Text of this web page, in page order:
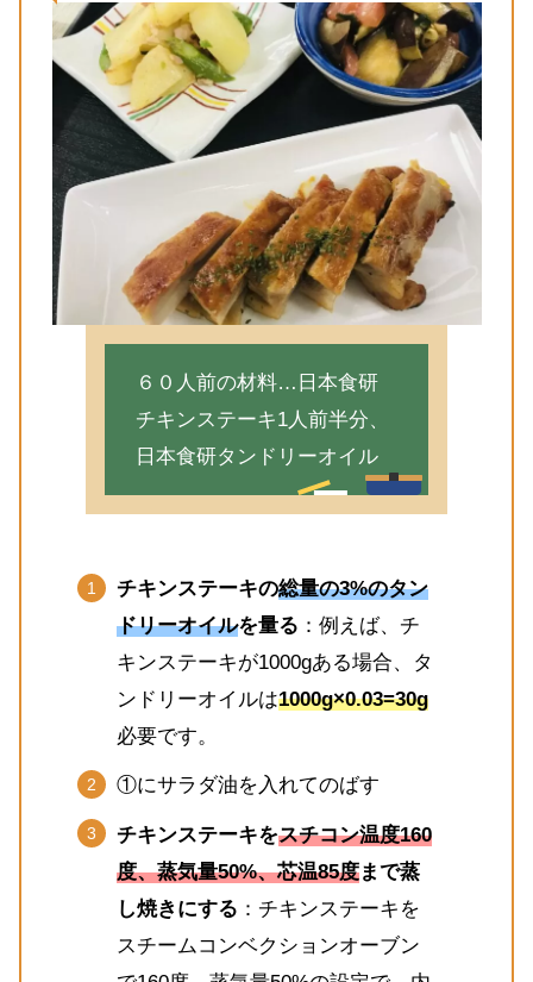
６０人前の材料…日本食研
チキンステーキ1人前半分、
日本食研タンドリーオイル
チキンステーキの総量の3%のタン
ドリーオイルを量る ：例えば、チ
キンステーキが1000gある場合、タ
ンドリーオイルは1000g×0.03=30g
必要です。
①にサラダ油を入れてのばす
チキンステーキをスチコン温度160
度、蒸気量50%、芯温85度まで蒸
し焼きにする ：チキンステーキを
スチームコンベクションオーブン